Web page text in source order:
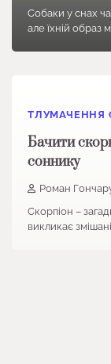
Собаки у снах
але їхній образ
ТЛУМАЧЕННЯ
Бачити
соннику
Роман
Скорпіон –
викликає